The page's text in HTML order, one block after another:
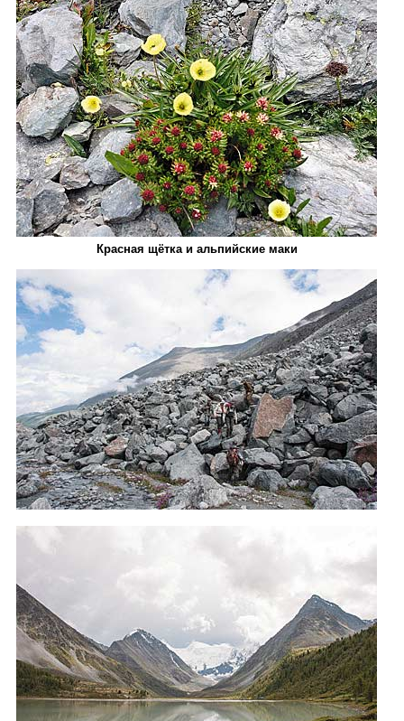
Красная щётка и альпийские маки